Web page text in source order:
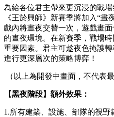
為給各位君主帶來更沉浸的戰
《王於興師》新賽季將加入“晝
戲內將晝夜交替一次，遊戲畫
的晝夜環境。在新賽季，戰場
重要因素。君主可趁夜色掩護
進行更深層次的策略博弈！
（以上為開發中畫面，不代表最
【黑夜階段】額外效果：
1.所有建築、設施、部隊的視